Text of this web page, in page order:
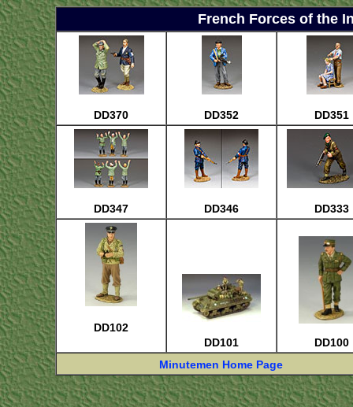
French Forces of the
DD370 DD352 DD351
DD347 DD346 DD333
DD102
DD101
DD100
Minutemen Home Page